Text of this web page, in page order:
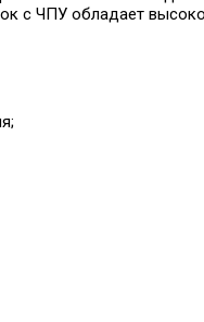
с ЧПУ обладает